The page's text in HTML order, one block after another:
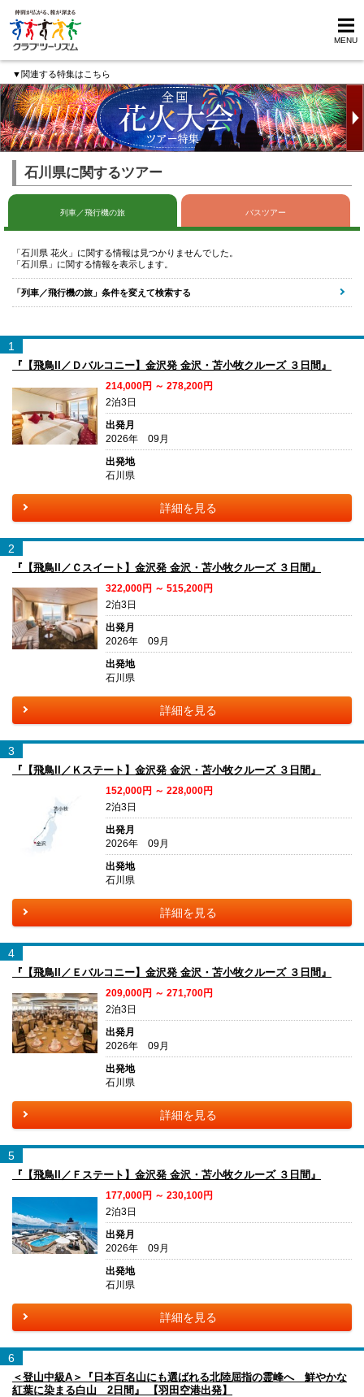
MENU
▼関連する特集はこちら
石川県に関するツアー
列車／飛行機の旅 バスツアー
「石川県 花火」に関する情報は見つかりませんでした。
「石川県」に関する情報を表示します。
「列車／飛行機の旅」条件を変えて検索する
1
『【飛鳥II／Ｄバルコニー】金沢発 金沢・苫小牧クルーズ ３日間』
214,000円 ～ 278,200円
2泊3日
出発月
2026年 09月
出発地
石川県
詳細を見る
2
『【飛鳥II／Ｃスイート】金沢発 金沢・苫小牧クルーズ ３日間』
322,000円 ～ 515,200円
2泊3日
出発月
2026年 09月
出発地
石川県
詳細を見る
3
『【飛鳥II／Ｋステート】金沢発 金沢・苫小牧クルーズ ３日間』
152,000円 ～ 228,000円
2泊3日
出発月
2026年 09月
出発地
石川県
詳細を見る
4
『【飛鳥II／Ｅバルコニー】金沢発 金沢・苫小牧クルーズ ３日間』
209,000円 ～ 271,700円
2泊3日
出発月
2026年 09月
出発地
石川県
詳細を見る
5
『【飛鳥II／Ｆステート】金沢発 金沢・苫小牧クルーズ ３日間』
177,000円 ～ 230,100円
2泊3日
出発月
2026年 09月
出発地
石川県
詳細を見る
6
＜登山中級A＞『日本百名山にも選ばれる北陸屈指の霊峰へ 鮮やかな
紅葉に染まる白山 2日間』 【羽田空港出発】